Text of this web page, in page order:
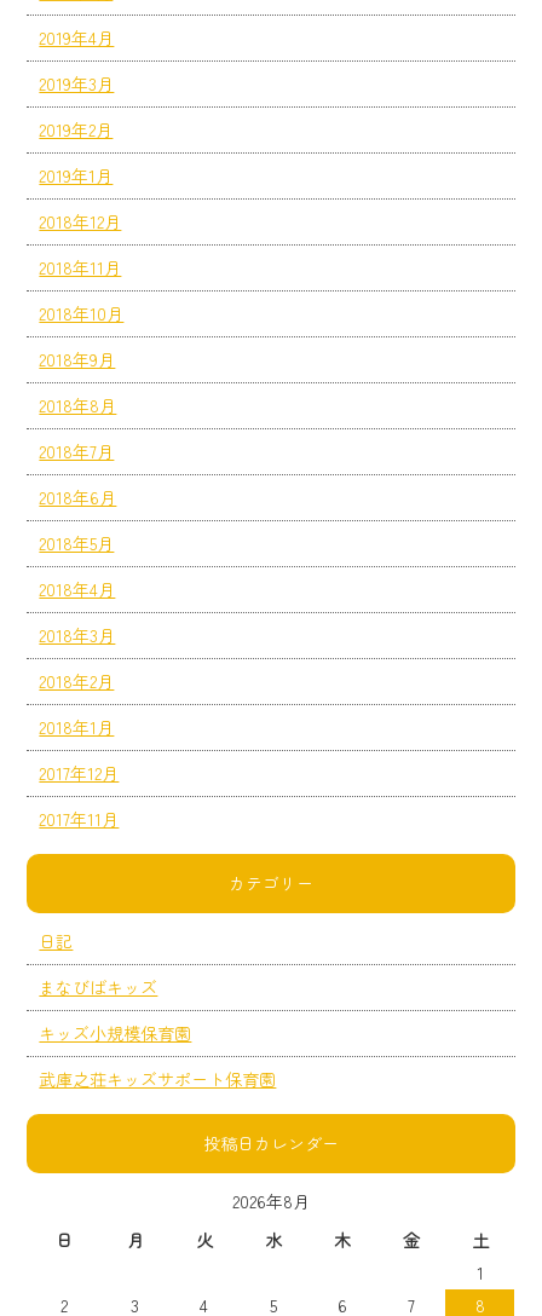
2019年4月
2019年3月
2019年2月
2019年1月
2018年12月
2018年11月
2018年10月
2018年9月
2018年8月
2018年7月
2018年6月
2018年5月
2018年4月
2018年3月
2018年2月
2018年1月
2017年12月
2017年11月
カテゴリー
日記
まなびばキッズ
キッズ小規模保育園
武庫之荘キッズサポート保育園
投稿日カレンダー
2026年8月
日
月 火 水 木 金
土
1
2
3 4 5 6 7 8